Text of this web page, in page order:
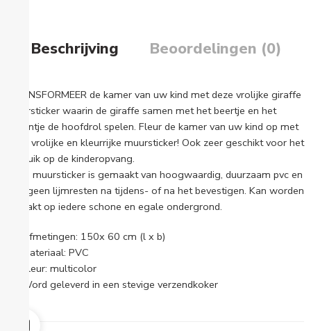
Beschrijving Beoordelingen (0)
TRANSFORMEER de kamer van uw kind met deze vrolijke giraffe
muursticker waarin de giraffe samen met het beertje en het
konijntje de hoofdrol spelen. Fleur de kamer van uw kind op met
deze vrolijke en kleurrijke muursticker! Ook zeer geschikt voor het
gebruik op de kinderopvang.
Deze muursticker is gemaakt van hoogwaardig, duurzaam pvc en
laat geen lijmresten na tijdens- of na het bevestigen. Kan worden
geplakt op iedere schone en egale ondergrond.
Afmetingen: 150x 60 cm (l x b)
Materiaal: PVC
Kleur: multicolor
Word geleverd in een stevige verzendkoker